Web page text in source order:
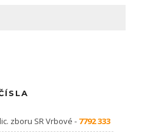
zboru SR Vrbové - 7792 333